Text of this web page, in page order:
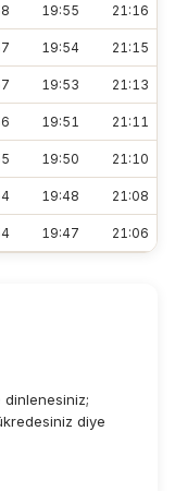
19:55 21:16
19:54 21:15
19:53 21:13
19:51 21:11
19:50 21:10
19:48 21:08
19:47 21:06
diye